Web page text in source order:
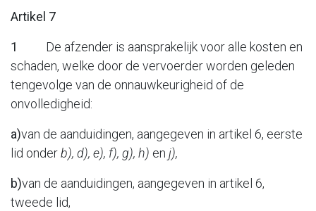
Artikel 7
1
De afzender is aansprakelijk voor alle kosten en
schaden, welke door de vervoerder worden geleden
tengevolge van de onnauwkeurigheid of de
onvolledigheid:
a)van de aanduidingen, aangegeven in artikel 6, eerste
lid onderb), d), e), f), g), h) en j),
b)van de aanduidingen, aangegeven in artikel 6,
tweede lid,